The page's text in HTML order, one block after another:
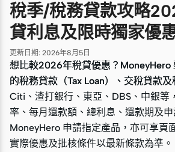
稅季/稅務貸款攻略
貸利息及限時獨家優
更新日期: 2026年8月5日
想比較2026年稅貸優惠？MoneyHero
的稅務貸款（Tax Loan）、交稅貸款
Citi、渣打銀行、東亞、DBS、中銀等
率、每月還款額、總利息、還款期及
MoneyHero 申請指定產品，亦可享頁
實際優惠及批核條件以最新條款為準。
想比較2026年稅貸優惠？MoneyHero
的稅務貸款（Tax Loan）、交稅貸款
Citi、渣打銀行、東亞、DBS、中銀等
率、每月還款額、總利息、還款期及
MoneyHero 申請指定產品，亦可享頁
實際優惠及批核條件以最新條款為準。